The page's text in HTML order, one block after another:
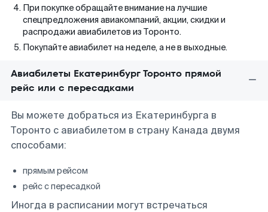
При покупке обращайте внимание на лучшие
спецпредложения авиакомпаний, акции, скидки и
распродажи авиабилетов из Торонто.
Покупайте авиабилет на неделе, а не в выходные.
Авиабилеты Екатеринбург Торонто прямой
рейс или с пересадками
Вы можете добраться из Екатеринбурга в
Торонто с авиабилетом в страну Канада двумя
способами:
прямым рейсом
рейс с пересадкой
Иногда в расписании могут встречаться